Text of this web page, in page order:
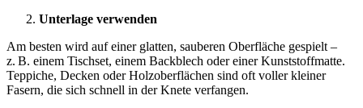
Unterlage verwenden
Am besten wird auf einer glatten, sauberen Oberfläche gespielt –
z. B. einem Tischset, einem Backblech oder einer Kunststoffmatte.
Teppiche, Decken oder Holzoberflächen sind oft voller kleiner
Fasern, die sich schnell in der Knete verfangen.